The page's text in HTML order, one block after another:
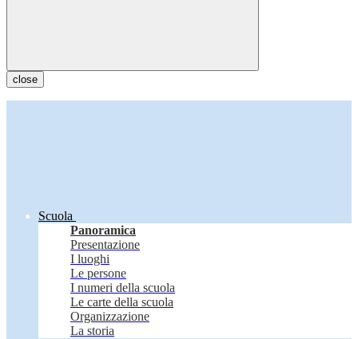
close
Scuola
Panoramica
Presentazione
I luoghi
Le persone
I numeri della scuola
Le carte della scuola
Organizzazione
La storia